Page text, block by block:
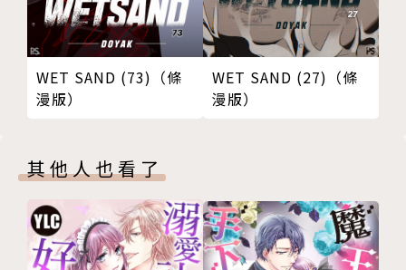
WET SAND (73)（條
漫版）
WET SAND (27)（條
漫版）
其他人也看了